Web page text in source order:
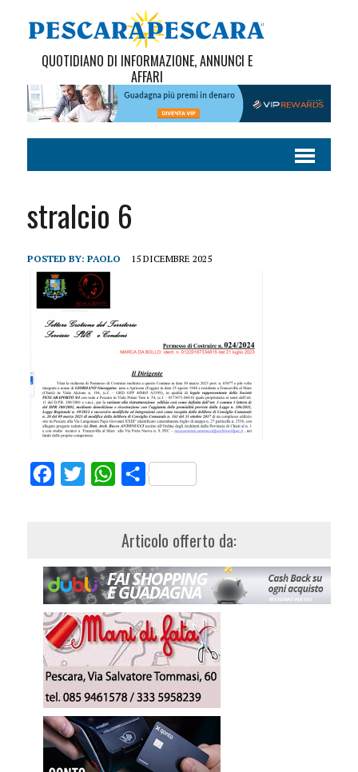
QUOTIDIANO DI INFORMAZIONE, ANNUNCI E
AFFARI
stralcio 6
POSTED BY: PAOLO 15 DICEMBRE 2025
FacebookTwitterWhatsApp
Share
Articolo offerto da: